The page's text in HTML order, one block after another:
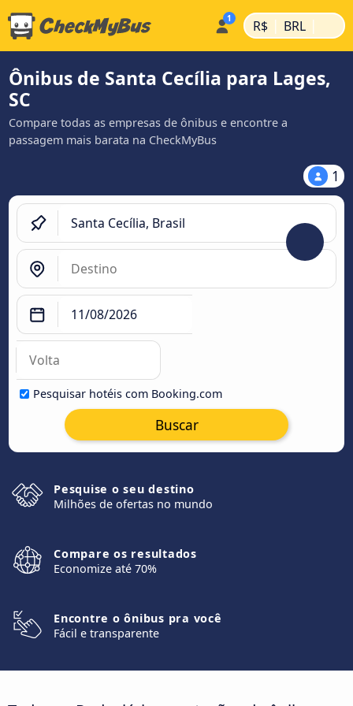
R$ | BRL |
Ônibus de Santa Cecília para Lages,
SC
Compare todas as empresas de ônibus e encontre a
passagem mais barata na CheckMyBus
1
Pesquisar hotéis com Booking.com
Buscar
Pesquise o seu destino
Milhões de ofertas no mundo
Compare os resultados
Economize até 70%
Encontre o ônibus pra você
Fácil e transparente